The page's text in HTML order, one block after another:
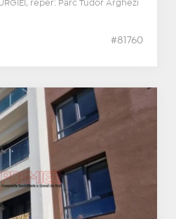
reper: Parc Tudor Arghezi
#81760